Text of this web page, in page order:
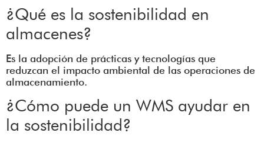
¿Qué es la sostenibilidad en
almacenes?
Es la adopción de prácticas y tecnologías que
reduzcan el impacto ambiental de las operaciones de
almacenamiento.
¿Cómo puede un WMS ayudar en
la sostenibilidad?